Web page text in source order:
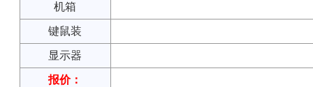
机箱
键鼠装
显示器
报价：